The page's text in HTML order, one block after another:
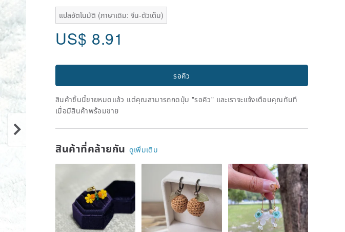
แปลอัตโนมัติ (ภาษาเดิม: จีน-ตัวเต็ม)
US$ 8.91
รอคิว
สินค้าชิ้นนี้ขายหมดแล้ว แต่คุณสามารถกดปุ่ม "รอคิว" และเราจะแจ้งเตือนคุณทันที
เมื่อมีสินค้าพร้อมขาย
สินค้าที่คล้ายกัน ดูเพิ่มเติม